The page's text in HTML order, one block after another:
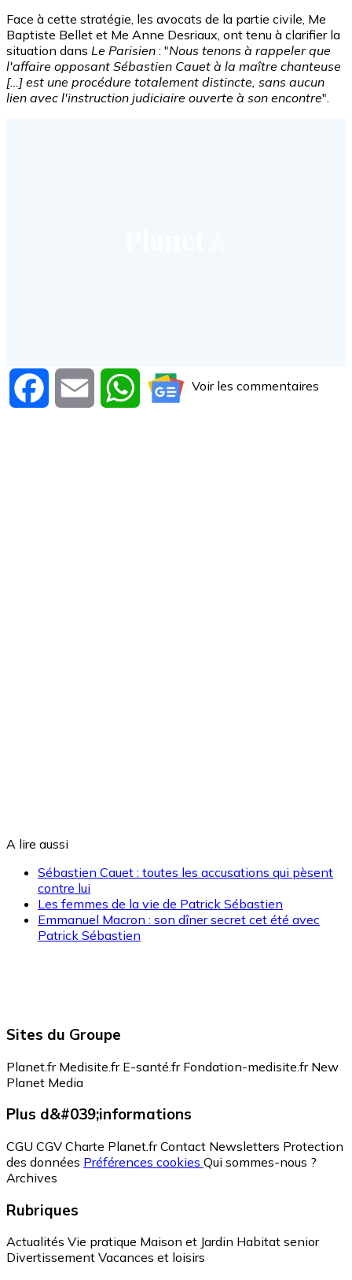
Face à cette stratégie, les avocats de la partie civile, Me
Baptiste Bellet et Me Anne Desriaux, ont tenu à clarifier la
situation dans Le Parisien : "Nous tenons à rappeler que
l'affaire opposant Sébastien Cauet à la maître chanteuse
[…] est une procédure totalement distincte, sans aucun
lien avec l'instruction judiciaire ouverte à son encontre".
Facebook Email WhatsAppVoir les commentaires
A lire aussi
Sébastien Cauet : toutes les accusations qui pèsent
contre lui
Les femmes de la vie de Patrick Sébastien
Emmanuel Macron : son dîner secret cet été avec
Patrick Sébastien
Sites du Groupe
Planet.fr Medisite.fr E-santé.fr Fondation-medisite.fr New
Planet Media
Plus d&#039;informations
CGU CGV Charte Planet.fr Contact Newsletters Protection
des données Préférences cookies Qui sommes-nous ?
Archives
Rubriques
Actualités Vie pratique Maison et Jardin Habitat senior
Divertissement Vacances et loisirs